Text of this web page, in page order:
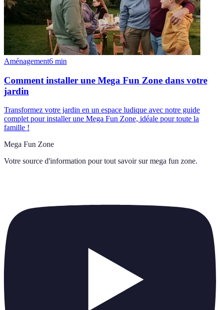
Aménagement6 min
Comment installer une Mega Fun Zone dans votre
jardin
Transformez votre jardin en un espace ludique avec notre guide
complet pour installer une Mega Fun Zone, idéale pour toute la
famille !
Mega Fun Zone
Votre source d'information pour tout savoir sur mega fun zone.